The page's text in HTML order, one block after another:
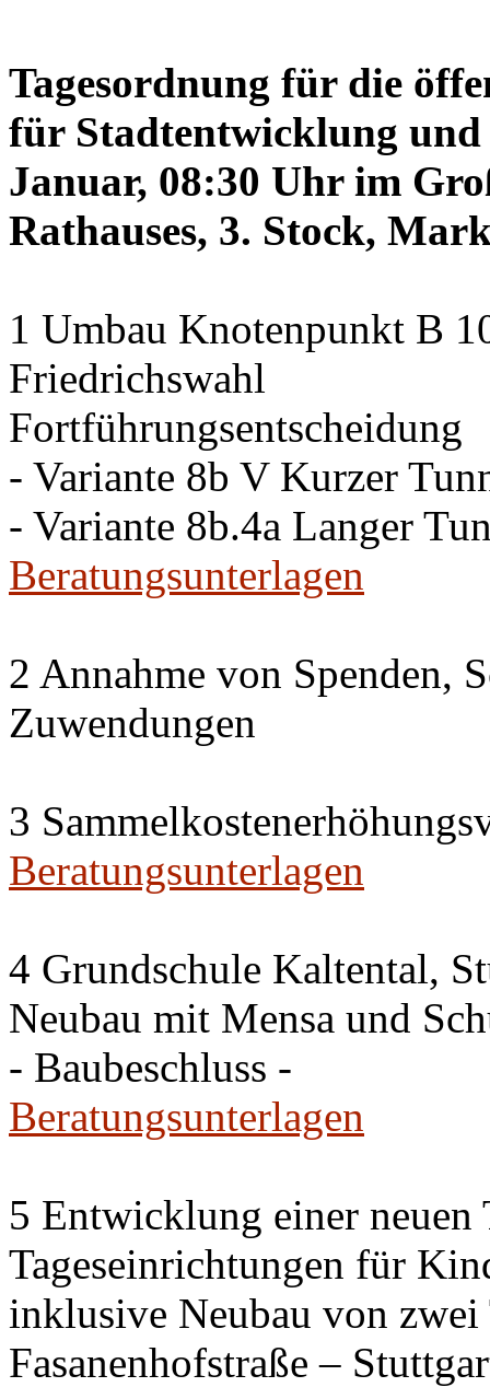
Tagesordnung für die
für Stadtentwicklung und
Januar, 08:30 Uhr im
Rathauses, 3. Stock,
1 Umbau Knotenpunkt B
Friedrichswahl
Fortführungsentscheidung
- Variante 8b V Kurzer
- Variante 8b.4a Langer
Beratungsunterlagen
2 Annahme von Spenden,
Zuwendungen
3
Beratungsunterlagen
4 Grundschule Kaltental,
Neubau mit Mensa und
- Baubeschluss -
Beratungsunterlagen
5 Entwicklung einer neuen
Tageseinrichtungen für
inklusive Neubau von
Fasanenhofstraße –